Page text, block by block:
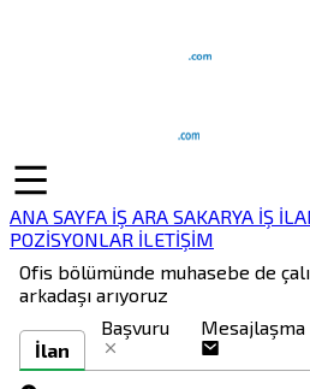
ANA SAYFA İŞ ARA SAKARYA İŞ
POZİSYONLAR İLETİŞİM
Ofis bölümünde muhasebe de
arkadaşı arıyoruz
İlan
Başvuru Mesajlaşma